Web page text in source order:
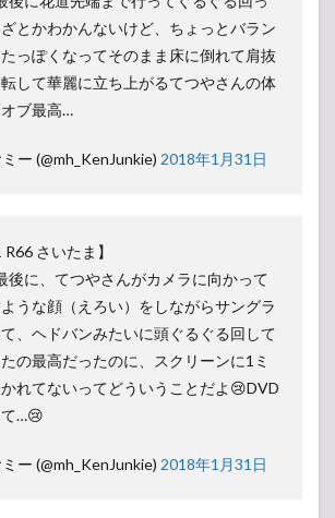
とかわかんないけど、ちょっとバラン
っぽくなってそのまま床に倒れて肩抜
して華麗に立ち上がるてつやさんの体
ブ最高…
ー (@mh_KenJunkie) 2018年1月31日
R66 さいたま】
後に、てつやさんがカメラに向かって
うな顔（えろい）をしながらサングラ
、ヘドバンみたいに頭ぐるぐる回して
の最高だったのに、スクリーンに1ミ
かれてないってどういうことだよ😢DVD
…😢
ー (@mh_KenJunkie) 2018年1月31日